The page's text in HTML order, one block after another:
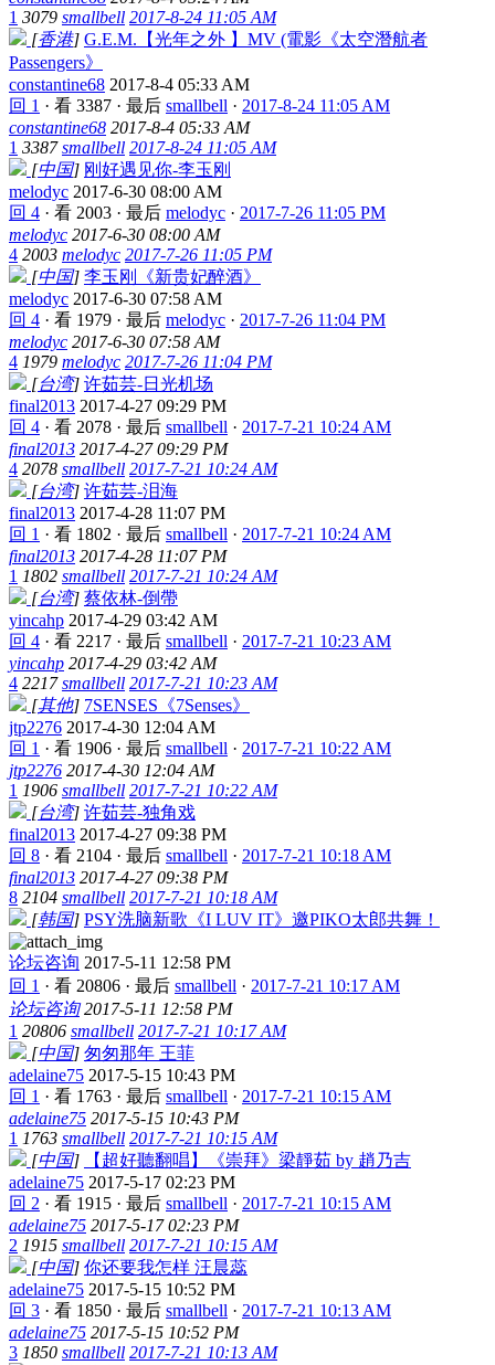
1 3079 smallbell 2017-8-24 11:05 AM
[香港] G.E.M.【光年之外 】MV (電影《太空潛航者
Passengers》
constantine68 2017-8-4 05:33 AM
回 1 · 看 3387 · 最后 smallbell · 2017-8-24 11:05 AM
constantine68 2017-8-4 05:33 AM
1 3387 smallbell 2017-8-24 11:05 AM
[中国] 刚好遇见你-李玉刚
melodyc 2017-6-30 08:00 AM
回 4 · 看 2003 · 最后 melodyc · 2017-7-26 11:05 PM
melodyc 2017-6-30 08:00 AM
4 2003 melodyc 2017-7-26 11:05 PM
[中国] 李玉刚《新贵妃醉酒》
melodyc 2017-6-30 07:58 AM
回 4 · 看 1979 · 最后 melodyc · 2017-7-26 11:04 PM
melodyc 2017-6-30 07:58 AM
4 1979 melodyc 2017-7-26 11:04 PM
[台湾] 许茹芸-日光机场
final2013 2017-4-27 09:29 PM
回 4 · 看 2078 · 最后 smallbell · 2017-7-21 10:24 AM
final2013 2017-4-27 09:29 PM
4 2078 smallbell 2017-7-21 10:24 AM
[台湾] 许茹芸-泪海
final2013 2017-4-28 11:07 PM
回 1 · 看 1802 · 最后 smallbell · 2017-7-21 10:24 AM
final2013 2017-4-28 11:07 PM
1 1802 smallbell 2017-7-21 10:24 AM
[台湾] 蔡依林-倒帶
yincahp 2017-4-29 03:42 AM
回 4 · 看 2217 · 最后 smallbell · 2017-7-21 10:23 AM
yincahp 2017-4-29 03:42 AM
4 2217 smallbell 2017-7-21 10:23 AM
[其他] 7SENSES《7Senses》
jtp2276 2017-4-30 12:04 AM
回 1 · 看 1906 · 最后 smallbell · 2017-7-21 10:22 AM
jtp2276 2017-4-30 12:04 AM
1 1906 smallbell 2017-7-21 10:22 AM
[台湾] 许茹芸-独角戏
final2013 2017-4-27 09:38 PM
回 8 · 看 2104 · 最后 smallbell · 2017-7-21 10:18 AM
final2013 2017-4-27 09:38 PM
8 2104 smallbell 2017-7-21 10:18 AM
[韩国] PSY洗脑新歌《I LUV IT》邀PIKO太郎共舞！
论坛咨询 2017-5-11 12:58 PM
回 1 · 看 20806 · 最后 smallbell · 2017-7-21 10:17 AM
论坛咨询 2017-5-11 12:58 PM
1 20806 smallbell 2017-7-21 10:17 AM
[中国] 匆匆那年 王菲
adelaine75 2017-5-15 10:43 PM
回 1 · 看 1763 · 最后 smallbell · 2017-7-21 10:15 AM
adelaine75 2017-5-15 10:43 PM
1 1763 smallbell 2017-7-21 10:15 AM
[中国]
【超好聽翻唱】《崇拜》梁靜茹 by 趙乃吉
adelaine75 2017-5-17 02:23 PM
回 2 · 看 1915 · 最后 smallbell · 2017-7-21 10:15 AM
adelaine75 2017-5-17 02:23 PM
2 1915 smallbell 2017-7-21 10:15 AM
[中国] 你还要我怎样 汪晨蕊
adelaine75 2017-5-15 10:52 PM
回 3 · 看 1850 · 最后 smallbell · 2017-7-21 10:13 AM
adelaine75 2017-5-15 10:52 PM
3 1850 smallbell 2017-7-21 10:13 AM